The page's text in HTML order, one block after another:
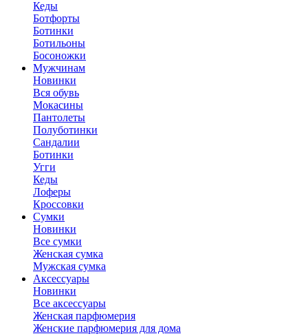
Кеды
Ботфорты
Ботинки
Ботильоны
Босоножки
Мужчинам
Новинки
Вся обувь
Мокасины
Пантолеты
Полуботинки
Сандалии
Ботинки
Угги
Кеды
Лоферы
Кроссовки
Сумки
Новинки
Все сумки
Женская сумка
Мужская сумка
Аксессуары
Новинки
Все аксессуары
Женская парфюмерия
Женские парфюмерия для дома